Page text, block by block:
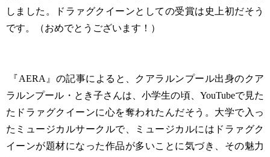
しました。ドラァグクイーンとしての受賞は史上初だそう
です。（おめでとうございます！）
『AERA』の記事によると、クアラルンプール出身のクア
ラルンプール・とき子さんは、小学生の頃、YouTubeで見た
たドラァグクイーンに心を奪われたんだそう。大学で入っ
たミュージカルサークルで、ミュージカルにはドラァグク
イーンが題材になった作品が多いことに気づき、その魅力